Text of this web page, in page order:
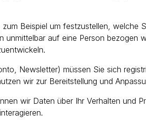
Beispiel um festzustellen,
auf eine Person bezogen
Newsletter) müssen Sie sich
wir zur Bereitstellung und
wir Daten über Ihr Verhalten und